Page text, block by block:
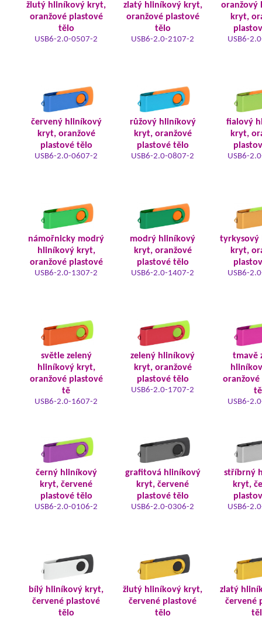
žlutý hliníkový kryt,
oranžové plastové
tělo
USB6-2.0-0507-2
zlatý hliníkový kryt,
oranžové plastové
tělo
USB6-2.0-2107-2
oranžový
kryt,
USB6-
červený hliníkový
kryt, oranžové
plastové tělo
USB6-2.0-0607-2
růžový hliníkový
kryt, oranžové
plastové tělo
USB6-2.0-0807-2
fialový
kryt,
USB6-
námořnicky modrý
hliníkový kryt,
oranžové plastové
USB6-2.0-1307-2
modrý hliníkový
kryt, oranžové
plastové tělo
USB6-2.0-1407-2
tyrkysový
kryt,
USB6-
světle zelený
hliníkový kryt,
oranžové plastové
tě
USB6-2.0-1607-2
zelený hliníkový
kryt, oranžové
plastové tělo
USB6-2.0-1707-2
tmavě
oranžové
USB6-
černý hliníkový
kryt, červené
plastové tělo
USB6-2.0-0106-2
grafitová hliníkový
kryt, červené
plastové tělo
USB6-2.0-0306-2
stříbrný
kryt,
USB6-
bílý hliníkový kryt,
červené plastové
tělo
žlutý hliníkový kryt,
červené plastové
tělo
zlatý
červené